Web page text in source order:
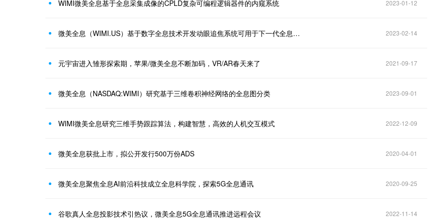
WIMI微美全息基于全息采集成像的CPLD复杂可编程逻辑器件的内窥系统 2023-01-12
微美全息（WIMI.US）基于数字全息技术开发动眼追焦系统可用于下一代全息头戴式显示器 2023-02-14
元宇宙进入雏形探索期，苹果/微美全息不断加码，VR/AR春天来了 2021-09-17
微美全息（NASDAQ:WIMI）研究基于三维卷积神经网络的全息图分类 2023-09-01
WIMI微美全息研究三维手势跟踪算法，构建智慧，高效的人机交互模式 2022-12-09
微美全息获批上市，拟公开发行500万份ADS 2020-04-01
微美全息聚焦全息AI前沿科技成立全息科学院，探索5G全息通讯 2020-09-25
谷歌真人全息投影技术引热议，微美全息5G全息通讯推进远程会议 2022-11-14